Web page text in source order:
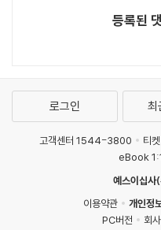
등록된
로그인 최
고객센터 1544-3800 티
eBook
예스이십사
이용약관
개인정
PC버전
회